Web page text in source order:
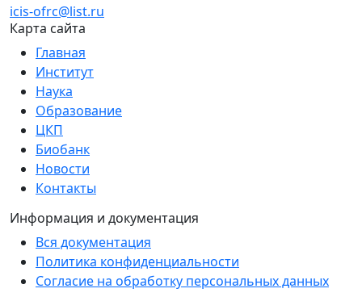
icis-ofrc@list.ru
Карта сайта
Главная
Институт
Наука
Образование
ЦКП
Биобанк
Новости
Контакты
Информация и документация
Вся документация
Политика конфиденциальности
Согласие на обработку персональных данных